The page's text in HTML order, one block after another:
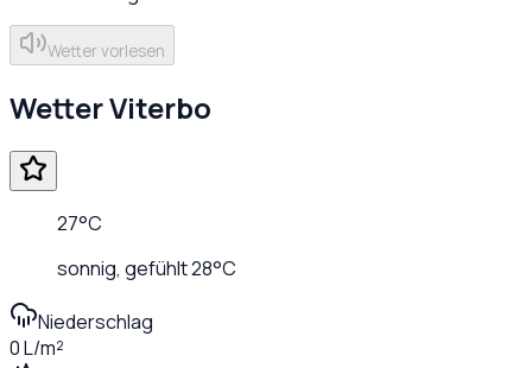
Wetter vorlesen
WetterViterbo
27°C
sonnig, gefühlt28°C
Niederschlag
0 L/m²